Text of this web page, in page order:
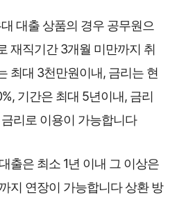
대출 상품의 경우 공무원으
재직기간 3개월 미만까지 취
최대 3천만원이내, 금리는 현
기간은 최대 5년이내, 금리
리로 이용이 가능합니다
출은 최소 1년 이내 그 이상은
지 연장이 가능합니다 상환 방